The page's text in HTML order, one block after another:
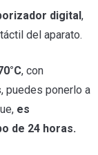
digital,
del aparato.
, con
puedes ponerlo a
es
de 24 horas.